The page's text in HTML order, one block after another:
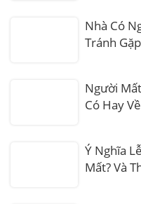
Nhà Có
Tránh
Người
Có Hay
Ý Nghĩa
Mất? Và